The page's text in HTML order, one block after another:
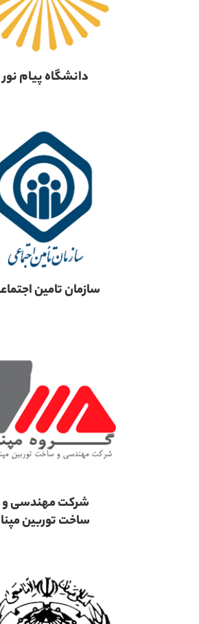
دانشگاه پیام نور
سازمان تامین اجتماعی
شرکت مهندسی و
ساخت توربین مپنا